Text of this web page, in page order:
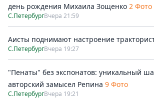
день рождения Михаила Зощенко 2 Фото
С.ПетербургВчера 21:59
Аисты поднимают настроение
С.ПетербургВчера 19:27
"Пенаты" без экспонатов: уникальный
авторский замысел Репина 9 Фото
С.ПетербургВчера 19:21